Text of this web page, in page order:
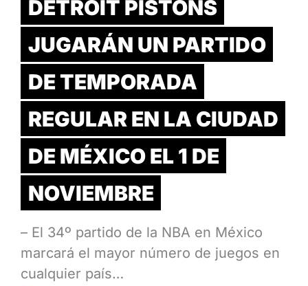
DETROIT PISTONS
JUGARÁN UN PARTIDO
DE TEMPORADA
REGULAR EN LA CIUDAD
DE MÉXICO EL 1 DE
NOVIEMBRE
– El 34º partido de la NBA en México
marcará el mayor número de juegos en
cualquier país…